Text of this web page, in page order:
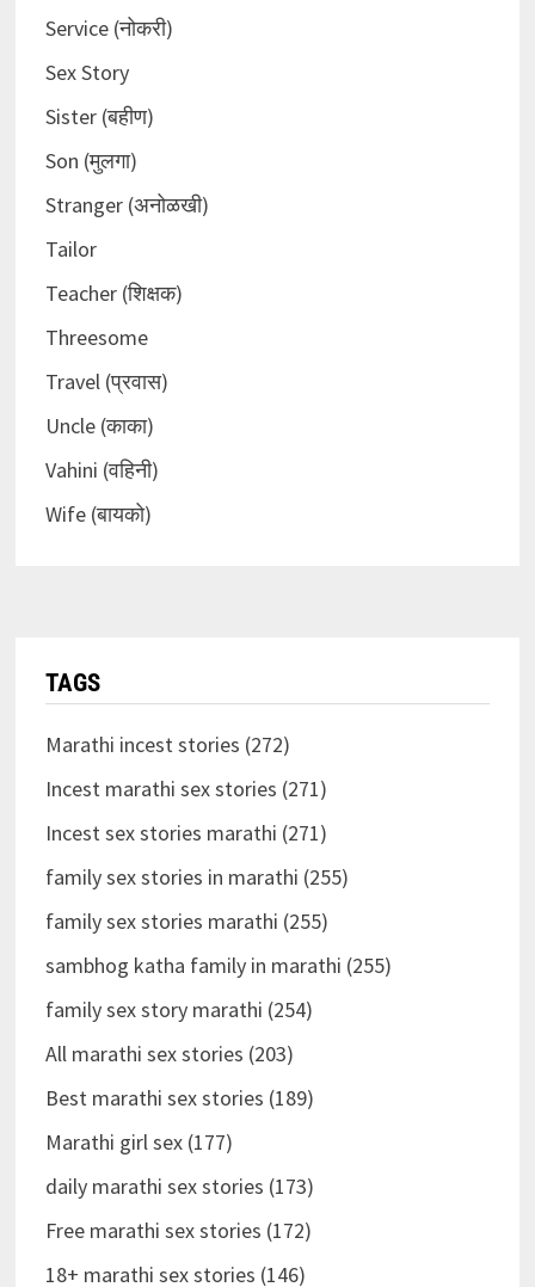
Service (नोकरी)
Sex Story
Sister (बहीण)
Son (मुलगा)
Stranger (अनोळखी)
Tailor
Teacher (शिक्षक)
Threesome
Travel (प्रवास)
Uncle (काका)
Vahini (वहिनी)
Wife (बायको)
TAGS
Marathi incest stories (272)
Incest marathi sex stories (271)
Incest sex stories marathi (271)
family sex stories in marathi (255)
family sex stories marathi (255)
sambhog katha family in marathi (255)
family sex story marathi (254)
All marathi sex stories (203)
Best marathi sex stories (189)
Marathi girl sex (177)
daily marathi sex stories (173)
Free marathi sex stories (172)
18+ marathi sex stories (146)